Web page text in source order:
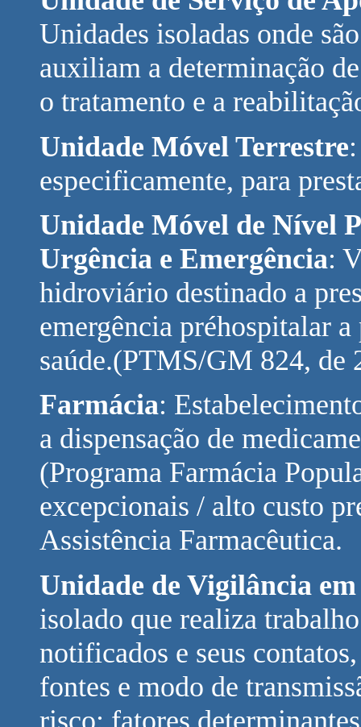
Unidades isoladas onde
auxiliam a determinação
o tratamento e a
Unidade Móvel Terrestre
especificamente, para
Unidade Móvel de Nível
Urgência e Emergência:
hidroviário destinado a
emergência préhospitalar
saúde.(PTMS/GM 824, de
Farmácia:
a dispensação de
(Programa Farmácia
excepcionais / alto custo
Assistência Farmacêutica.
Unidade de Vigilância em
isolado que realiza
notificados e seus
fontes e modo de
risco; fatores